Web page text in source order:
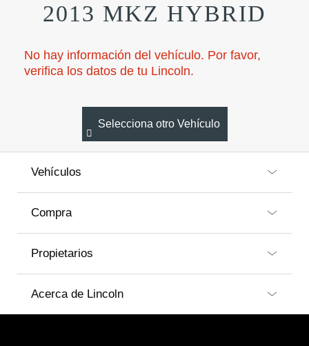
2013 MKZ HYBRID
No hay información del vehículo. Por favor,
verifica los datos de tu Lincoln.
Selecciona otro Vehículo
Vehículos
Compra
Propietarios
Acerca de Lincoln